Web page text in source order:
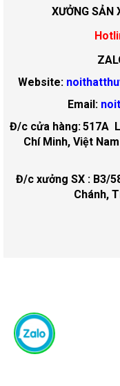
XƯỞNG SẢN
Website:
Email:
Đ/c cửa hàng:517A
Chí Minh, Việt
Đ/c xưởng SX : B3/
Chánh,